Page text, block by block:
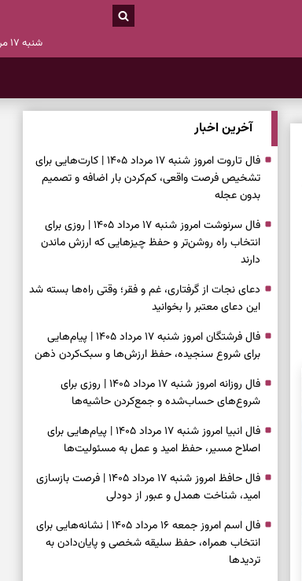
شنبه ۱۷ مرداد ۱۴۰۵
آخرین اخبار
فال تاروت امروز شنبه ۱۷ مرداد ۱۴۰۵ | کارت‌هایی برای
تشخیص فرصت واقعی، کم‌کردن بار اضافه و تصمیم
بدون عجله
فال سرنوشت امروز شنبه ۱۷ مرداد ۱۴۰۵ | روزی برای
انتخاب راه روشن‌تر و حفظ چیزهایی که ارزش ماندن
دارند
دعای نجات از گرفتاری، غم و فقر؛ وقتی راه‌ها بسته شد
این دعای معتبر را بخوانید
فال فرشتگان امروز شنبه ۱۷ مرداد ۱۴۰۵ | پیام‌هایی
برای شروع سنجیده، حفظ ارزش‌ها و سبک‌کردن ذهن
فال روزانه امروز شنبه ۱۷ مرداد ۱۴۰۵ | روزی برای
شروع‌های حساب‌شده و جمع‌کردن حاشیه‌ها
فال انبیا امروز شنبه ۱۷ مرداد ۱۴۰۵ | پیام‌هایی برای
اصلاح مسیر، حفظ امید و عمل به مسئولیت‌ها
فال حافظ امروز شنبه ۱۷ مرداد ۱۴۰۵ | فرصت بازسازی
امید، شناخت همدل و عبور از دودلی
فال اسم امروز جمعه ۱۶ مرداد ۱۴۰۵ | نشانه‌هایی برای
انتخاب همراه، حفظ سلیقه شخصی و پایان‌دادن به
تردیدها